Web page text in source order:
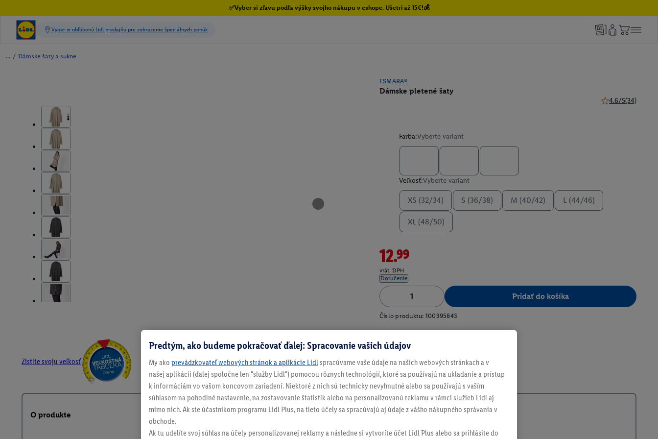
✅Vyber si zľavu podľa výšky svojho nákupu v eshope. Ušetri až 15€!💰
/ Dámske šaty a sukne
ESMARA®
Dámske pletené šaty
4.6/5(34)
Farba:Vyberte variant
Veľkosť:Vyberte variant
XS (32/34) S (36/38) M (40/42) L (44/46)
XL (48/50)
12.99
vrát. DPH
Doručenie
Pridať do košíka
Číslo produktu: 100395843
Zistite svoju veľkosť
O produkte
Predtým, ako budeme pokračovať ďalej: Spracovanie vašich údajov
My ako prevádzkovateľ webových stránok a aplikácie Lidl spracúvame vaše údaje na našich webových stránkach a v
našej aplikácii (ďalej spoločne len "služby Lidl") pomocou rôznych technológií, ktoré sa používajú na ukladanie a prístup
k informáciám vo vašom koncovom zariadení. Niektoré z nich sú technicky nevyhnutné alebo sa používajú s vaším
súhlasom na pohodlné nastavenie, na zostavovanie štatistík alebo na personalizovanú reklamu v rámci služieb Lidl aj
mimo nich. Ak ste účastníkom programu Lidl Plus, na tieto účely sa spracúvajú aj údaje z vášho nákupného správania v
obchode.
Ak tu udelíte svoj súhlas na účely personalizovanej reklamy a následne si vytvoríte účet Lidl Plus alebo sa prihlásite do